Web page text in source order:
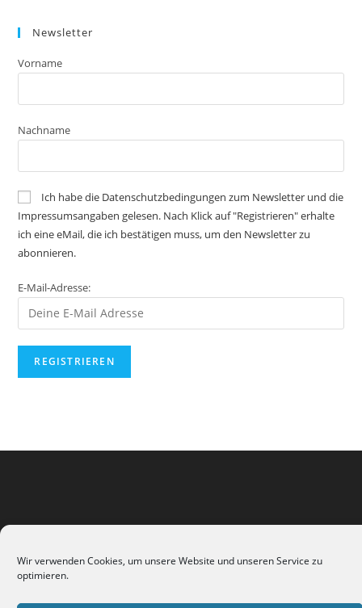
Wir verwenden Cookies, um unsere Website und unseren Service zu
optimieren.
Newsletter
Vorname
Nachname
Ich habe die Datenschutzbedingungen zum Newsletter und die
Impressumsangaben gelesen. Nach Klick auf "Registrieren" erhalte
ich eine eMail, die ich bestätigen muss, um den Newsletter zu
abonnieren.
E-Mail-Adresse: